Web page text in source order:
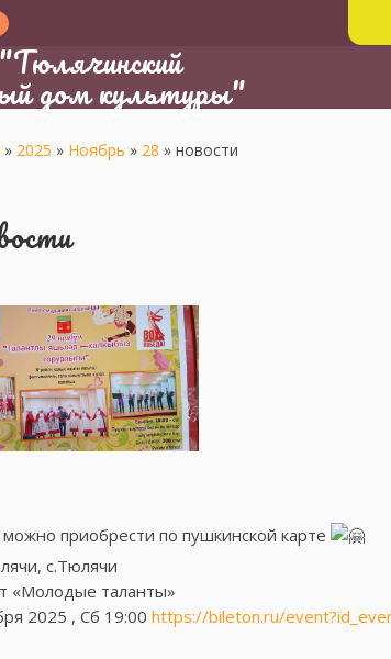
дом культуры"
» 2025 » Ноябрь » 28 » новости
приобрести по пушкинской карте
с.Тюлячи
«Молодые таланты»
2025 , Сб 19:00 https://bileton.ru/